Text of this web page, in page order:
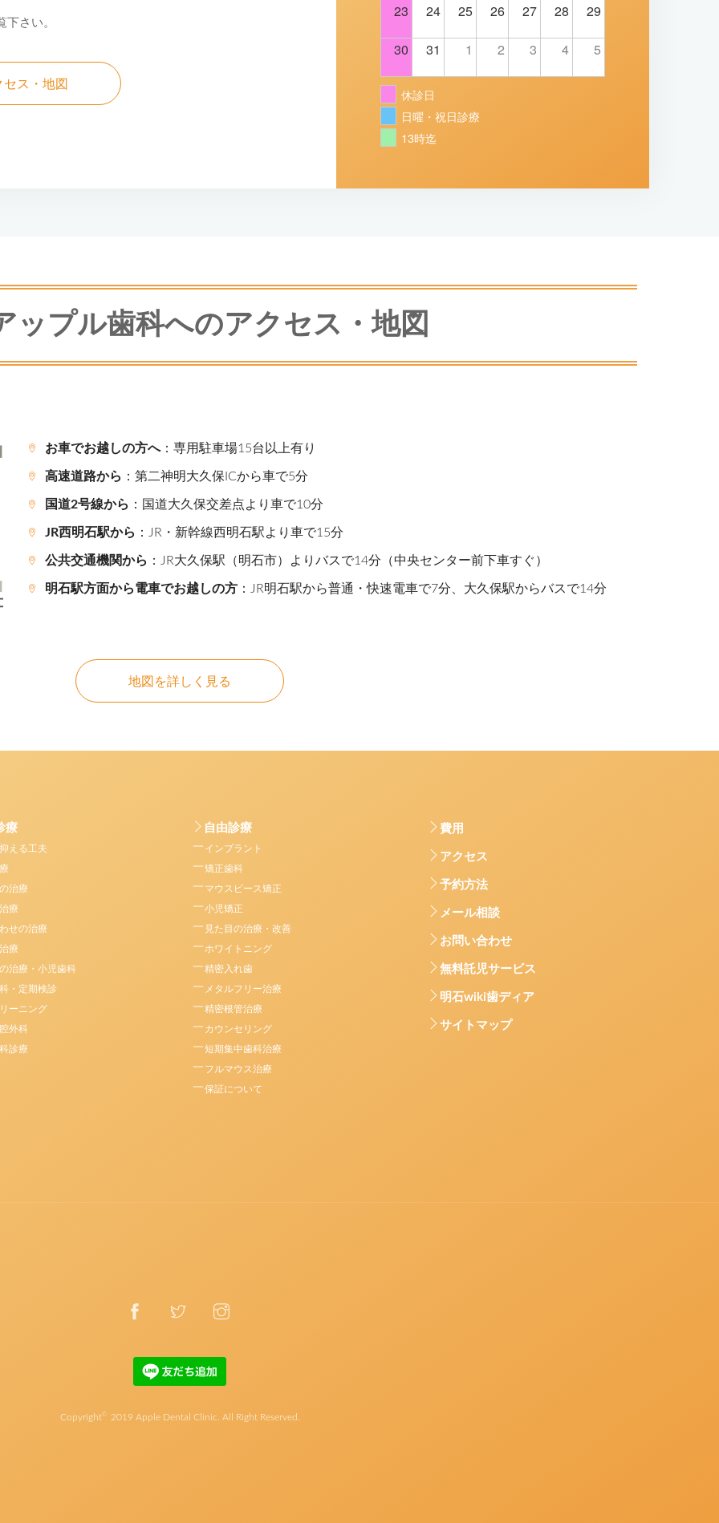
さい。
セス・地図
23 24 25 26 27 28 29
30 31 1 2 3 4 5
休診日
日曜・祝日診療
13時迄
ップル歯科へのアクセス・地図
お車でお越しの方へ：専用駐車場15台以上有り
高速道路から ：第二神明大久保ICから車で5分
国道2号線から ：国道大久保交差点より車で10分
JR西明石駅から ：JR・新幹線西明石駅より車で15分
公共交通機関から ：JR大久保駅（明石市）よりバスで14分（中央センター前下車すぐ）
明石駅方面から電車でお越しの方 ：JR明石駅から普通・快速電車で7分、大久保駅からバスで14分
地図を詳しく見る
療
える工夫
治療
療
せの治療
療
治療・小児歯科
・定期検診
ーニング
外科
診療
自由診療
インプラント
矯正歯科
マウスピース矯正
小児矯正
見た目の治療・改善
ホワイトニング
精密入れ歯
メタルフリー治療
精密根管治療
カウンセリング
短期集中歯科治療
フルマウス治療
保証について
費用
アクセス
予約方法
メール相談
お問い合わせ
無料託児サービス
明石wiki歯ディア
サイトマップ
Copyright© 2019 Apple Dental Clinic . All Right Reserved.